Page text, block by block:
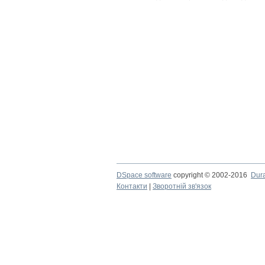
DSpace software copyright © 2002-2016
Контакти
Зворотній зв'язок